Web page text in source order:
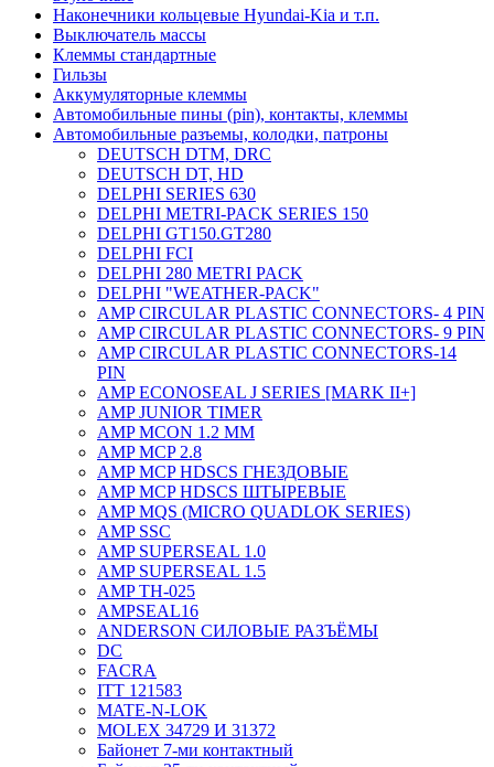
Наконечники кольцевые Hyundai-Kia и т.п.
Выключатель массы
Клеммы стандартные
Гильзы
Аккумуляторные клеммы
Автомобильные пины (pin), контакты, клеммы
Автомобильные разъемы, колодки, патроны
DEUTSCH DTM, DRC
DEUTSCH DT, HD
DELPHI SERIES 630
DELPHI METRI-PACK SERIES 150
DELPHI GT150.GT280
DELPHI FCI
DELPHI 280 METRI PACK
DELPHI "WEATHER-PACK"
AMP CIRCULAR PLASTIC CONNECTORS- 4 PIN
AMP CIRCULAR PLASTIC CONNECTORS- 9 PIN
AMP CIRCULAR PLASTIC CONNECTORS-14
PIN
AMP ECONOSEAL J SERIES [MARK II+]
AMP JUNIOR TIMER
AMP MCON 1.2 MM
AMP MCP 2.8
AMP MCP HDSCS ГНЕЗДОВЫЕ
AMP MCP HDSCS ШТЫРЕВЫЕ
AMP MQS (MICRO QUADLOK SERIES)
AMP SSC
AMP SUPERSEAL 1.0
AMP SUPERSEAL 1.5
AMP ТН-025
AMPSEAL16
ANDERSON СИЛОВЫЕ РАЗЪЁМЫ
DC
FACRA
ITT 121583
MATE-N-LOK
MOLEX 34729 И 31372
Байонет 7-ми контактный